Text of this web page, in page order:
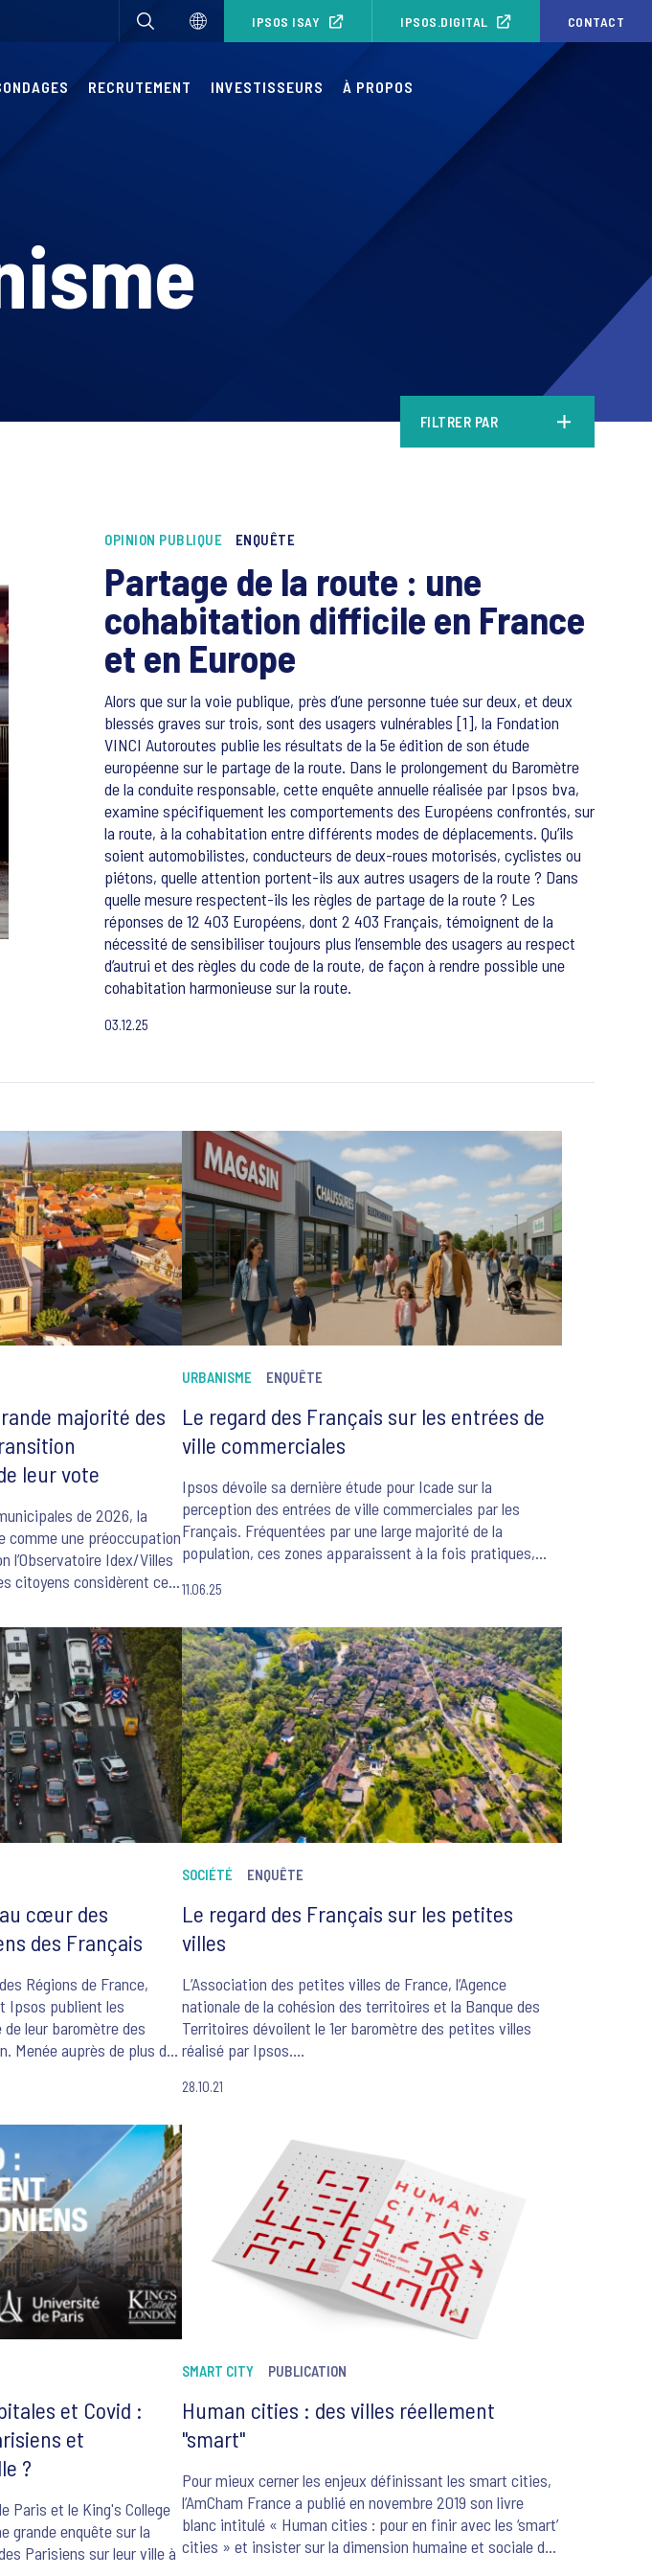
IPSOS ISAY IPSOS.DIGITAL CONTACT
RECRUTEMENT INVESTISSEURS À PROPOS
FILTRER PAR
OPINION PUBLIQUE ENQUÊTE
Partage de la route : une
cohabitation difficile en France
et en Europe
Alors que sur la voie publique, près d’une personne tuée sur deux, et deux
blessés graves sur trois, sont des usagers vulnérables [1], la Fondation
VINCI Autoroutes publie les résultats de la 5e édition de son étude
européenne sur le partage de la route. Dans le prolongement du Baromètre
de la conduite responsable, cette enquête annuelle réalisée par Ipsos bva,
examine spécifiquement les comportements des Européens confrontés, sur
la route, à la cohabitation entre différents modes de déplacements. Qu’ils
soient automobilistes, conducteurs de deux-roues motorisés, cyclistes ou
piétons, quelle attention portent-ils aux autres usagers de la route ? Dans
quelle mesure respectent-ils les règles de partage de la route ? Les
réponses de 12 403 Européens, dont 2 403 Français, témoignent de la
nécessité de sensibiliser toujours plus l’ensemble des usagers au respect
d’autrui et des règles du code de la route, de façon à rendre possible une
cohabitation harmonieuse sur la route.
03.12.25
majorité des
leur vote
de 2026, la
comme une préoccupation
l’Observatoire Idex/Villes
citoyens considèrent cet
liées au pouvoir
les électeurs placent la
débats électoraux à
URBANISME ENQUÊTE
Le regard des Français sur les entrées de
ville commerciales
Ipsos dévoile sa dernière étude pour Icade sur la
perception des entrées de ville commerciales par les
Français. Fréquentées par une large majorité de la
population, ces zones apparaissent à la fois pratiques,
urbanisées et impersonnelles. Si leur transformation en
pourrait séduire une part significative des Français —
notamment les jeunes et les catégories populaires.
11.06.25
cœur des
des Français
Régions de France,
Ipsos publient les
leur baromètre des
Menée auprès de plus de
territoriale afin de mieux
SOCIÉTÉ ENQUÊTE
Le regard des Français sur les petites
villes
L’Association des petites villes de France, l’Agence
nationale de la cohésion des territoires et la Banque des
Territoires dévoilent le 1er baromètre des petites villes
réalisé par Ipsos.
L’après-Covid a été marqué par un retour en force des
Français. Pour mieux appréhender ce phénomène, Ipsos a
interrogé un échantillon de 1 000 personnes
représentatives des Français et un échantillon de 800
personnes représentatives de la population des
communes du programme Petites villes de demain.
28.10.21
et Covid :
et
?
Paris et le King's College
grande enquête sur la
Parisiens sur leur ville à
SMART CITY PUBLICATION
Human cities : des villes réellement
"smart"
Pour mieux cerner les enjeux définissant les smart cities,
l’AmCham France a publié en novembre 2019 son livre
blanc intitulé « Human cities : pour en finir avec les ‘smart’
cities » et insister sur la dimension humaine et sociale des